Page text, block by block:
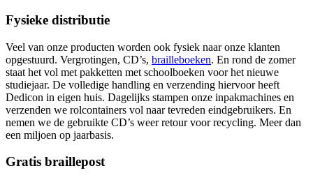
Fysieke distributie
Veel van onze producten worden ook fysiek naar onze klanten
opgestuurd. Vergrotingen, CD’s, brailleboeken. En rond de zomer
staat het vol met pakketten met schoolboeken voor het nieuwe
studiejaar. De volledige handling en verzending hiervoor heeft
Dedicon in eigen huis. Dagelijks stampen onze inpakmachines en
verzenden we rolcontainers vol naar tevreden eindgebruikers. En
nemen we de gebruikte CD’s weer retour voor recycling. Meer dan
een miljoen op jaarbasis.
Gratis braillepost